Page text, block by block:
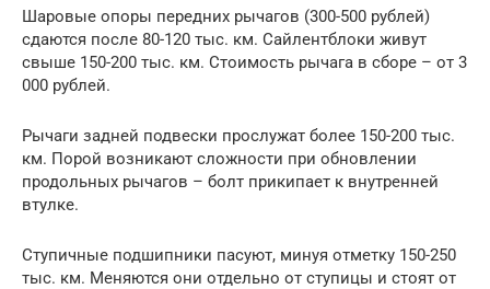
Шаровые опоры передних рычагов (300-500 рублей)
сдаются после 80-120 тыс. км. Сайлентблоки живут
свыше 150-200 тыс. км. Стоимость рычага в сборе – от 3
000 рублей.
Рычаги задней подвески прослужат более 150-200 тыс.
км. Порой возникают сложности при обновлении
продольных рычагов – болт прикипает к внутренней
втулке.
Ступичные подшипники пасуют, минуя отметку 150-250
тыс. км. Меняются они отдельно от ступицы и стоят от